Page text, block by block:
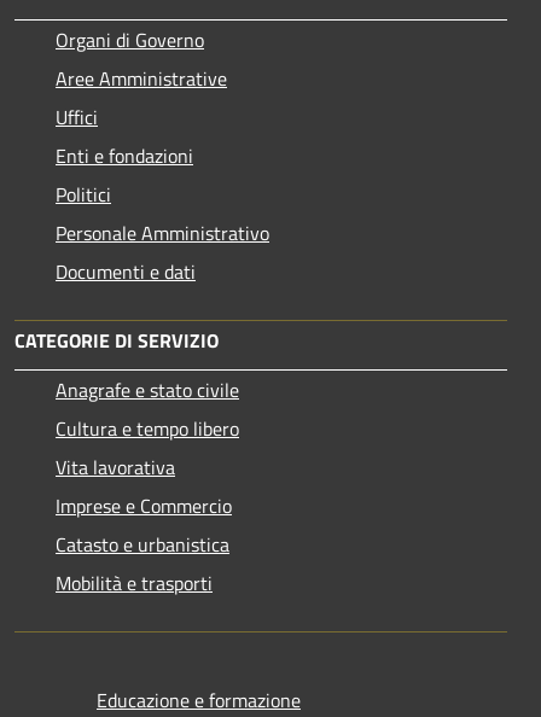
Organi di Governo
Aree Amministrative
Uffici
Enti e fondazioni
Politici
Personale Amministrativo
Documenti e dati
CATEGORIE DI SERVIZIO
Anagrafe e stato civile
Cultura e tempo libero
Vita lavorativa
Imprese e Commercio
Catasto e urbanistica
Mobilità e trasporti
Educazione e formazione